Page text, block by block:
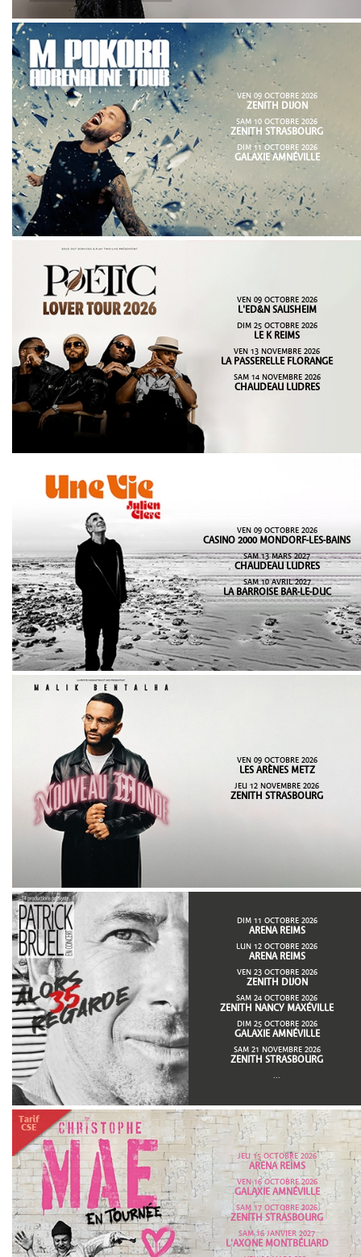
VEN 09 OCTOBRE 2026
ZENITH DIJON
SAM 10 OCTOBRE 2026
ZENITH STRASBOURG
DIM 11 OCTOBRE 2026
GALAXIE AMNÉVILLE
VEN 09 OCTOBRE 2026
L'ED&N SAUSHEIM
DIM 25 OCTOBRE 2026
LE K REIMS
VEN 13 NOVEMBRE 2026
LA PASSERELLE FLORANGE
SAM 14 NOVEMBRE 2026
CHAUDEAU LUDRES
VEN 09 OCTOBRE 2026
CASINO 2000 MONDORF-LES-BAINS
SAM 13 MARS 2027
CHAUDEAU LUDRES
SAM 10 AVRIL 2027
LA BARROISE BAR-LE-DUC
VEN 09 OCTOBRE 2026
LES ARÈNES METZ
JEU 12 NOVEMBRE 2026
ZENITH STRASBOURG
DIM 11 OCTOBRE 2026
ARENA REIMS
LUN 12 OCTOBRE 2026
ARENA REIMS
VEN 23 OCTOBRE 2026
ZENITH DIJON
SAM 24 OCTOBRE 2026
ZENITH NANCY MAXÉVILLE
DIM 25 OCTOBRE 2026
GALAXIE AMNÉVILLE
SAM 21 NOVEMBRE 2026
ZENITH STRASBOURG
...
JEU 15 OCTOBRE 2026
ARENA REIMS
VEN 16 OCTOBRE 2026
GALAXIE AMNÉVILLE
SAM 17 OCTOBRE 2026
ZENITH STRASBOURG
SAM 16 JANVIER 2027
L'AXONE MONTBÉLIARD